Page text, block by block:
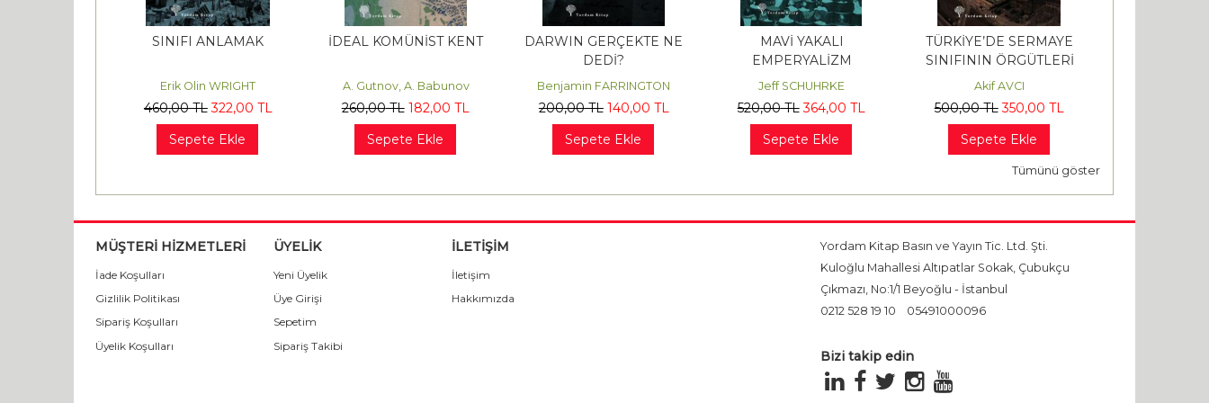
SINIFI ANLAMAK
Erik Olin WRIGHT
460,00TL 322,00 TL
Sepete Ekle
İDEAL KOMÜNİST KENT
A. Gutnov, A. Babunov
260,00TL 182,00 TL
Sepete Ekle
DARWIN GERÇEKTE NE
DEDİ?
Benjamin FARRINGTON
200,00TL 140,00 TL
Sepete Ekle
MAVİ YAKALI
EMPERYALİZM
Jeff SCHUHRKE
520,00TL 364,00 TL
Sepete Ekle
TÜRKİYE’DE SERMAYE
SINIFININ ÖRGÜTLERİ
Akif AVCI
500,00TL 350,00 TL
Sepete Ekle
Tümünü göster
MÜŞTERİ HİZMETLERİ
İade Koşulları
Gizlilik Politikası
Sipariş Koşulları
Üyelik Koşulları
ÜYELİK
Yeni Üyelik
Üye Girişi
Sepetim
Sipariş Takibi
İLETİŞİM
İletişim
Hakkımızda
Yordam Kitap Basın ve Yayın Tic. Ltd. Şti.
Kuloğlu Mahallesi Altıpatlar Sokak, Çubukçu
Çıkmazı, No:1/1 Beyoğlu - İstanbul
0212 528 19 10
05491000096
Bizi takip edin